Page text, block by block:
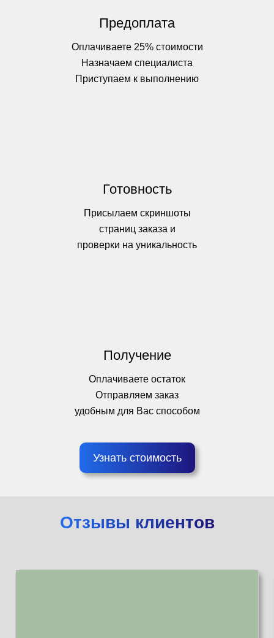
Предоплата
Оплачиваете 25% стоимости
Назначаем специалиста
Приступаем к выполнению
Готовность
Присылаем скриншоты
страниц заказа и
проверки на уникальность
Получение
Оплачиваете остаток
Отправляем заказ
удобным для Вас способом
Узнать стоимость
Отзывы клиентов